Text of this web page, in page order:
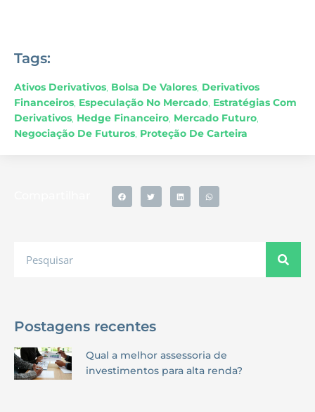
Tags:
Ativos Derivativos, Bolsa De Valores, Derivativos
Financeiros, Especulação No Mercado, Estratégias Com
Derivativos, Hedge Financeiro, Mercado Futuro,
Negociação De Futuros, Proteção De Carteira
Postagens recentes
Qual a melhor assessoria de
investimentos para alta renda?